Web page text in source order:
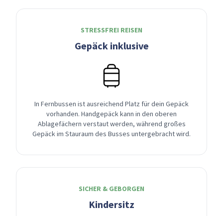
STRESSFREI REISEN
Gepäck inklusive
In Fernbussen ist ausreichend Platz für dein Gepäck
vorhanden. Handgepäck kann in den oberen
Ablagefächern verstaut werden, während großes
Gepäck im Stauraum des Busses untergebracht wird.
SICHER & GEBORGEN
Kindersitz